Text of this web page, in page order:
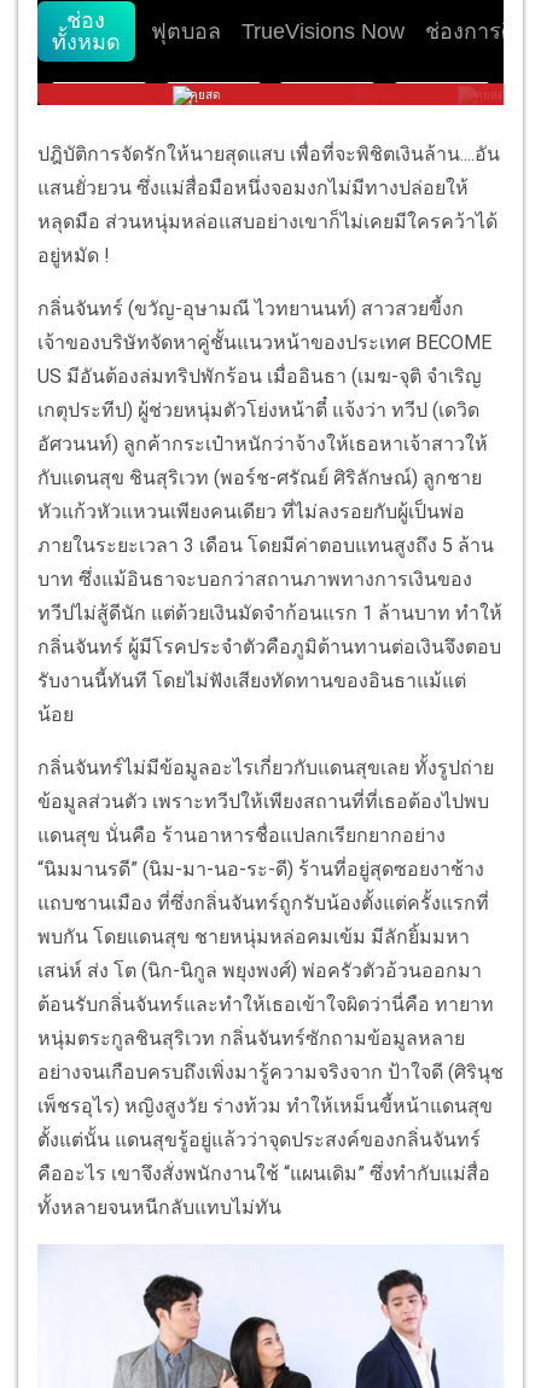
ปฎิบัติการจัดรักให้นายสุดแสบ เพื่อที่จะพิชิตเงินล้าน....อัน
แสนยั่วยวน ซึ่งแม่สื่อมือหนึ่งจอมงกไม่มีทางปล่อยให้
หลุดมือ ส่วนหนุ่มหล่อแสบอย่างเขาก็ไม่เคยมีใครคว้าได้
อยู่หมัด !
กลิ่นจันทร์ (ขวัญ-อุษามณี ไวทยานนท์) สาวสวยขี้งก
เจ้าของบริษัทจัดหาคู่ชั้นแนวหน้าของประเทศ BECOME
US มีอันต้องล่มทริปพักร้อน เมื่ออินธา (เมฆ-จุติ จำเริญ
เกตุประทีป) ผู้ช่วยหนุ่มตัวโย่งหน้าตี๋ แจ้งว่า ทวีป (เดวิด
อัศวนนท์) ลูกค้ากระเป๋าหนักว่าจ้างให้เธอหาเจ้าสาวให้
กับแดนสุข ชินสุริเวท (พอร์ช-ศรัณย์ ศิริลักษณ์) ลูกชาย
หัวแก้วหัวแหวนเพียงคนเดียว ที่ไม่ลงรอยกับผู้เป็นพ่อ
ภายในระยะเวลา 3 เดือน โดยมีค่าตอบแทนสูงถึง 5 ล้าน
บาท ซึ่งแม้อินธาจะบอกว่าสถานภาพทางการเงินของ
ทวีปไม่สู้ดีนัก แต่ด้วยเงินมัดจำก้อนแรก 1 ล้านบาท ทำให้
กลิ่นจันทร์ ผู้มีโรคประจำตัวคือภูมิต้านทานต่อเงินจึงตอบ
รับงานนี้ทันที โดยไม่ฟังเสียงทัดทานของอินธาแม้แต่
น้อย
กลิ่นจันทร์ไม่มีข้อมูลอะไรเกี่ยวกับแดนสุขเลย ทั้งรูปถ่าย
ข้อมูลส่วนตัว เพราะทวีปให้เพียงสถานที่ที่เธอต้องไปพบ
แดนสุข นั่นคือ ร้านอาหารชื่อแปลกเรียกยากอย่าง
“นิมมานรดี” (นิม-มา-นอ-ระ-ดี) ร้านที่อยู่สุดซอยงาช้าง
แถบชานเมือง ที่ซึ่งกลิ่นจันทร์ถูกรับน้องตั้งแต่ครั้งแรกที่
พบกัน โดยแดนสุข ชายหนุ่มหล่อคมเข้ม มีลักยิ้มมหา
เสน่ห์ ส่ง โต (นิก-นิกูล พยุงพงศ์) พ่อครัวตัวอ้วนออกมา
ต้อนรับกลิ่นจันทร์และทำให้เธอเข้าใจผิดว่านี่คือ ทายาท
หนุ่มตระกูลชินสุริเวท กลิ่นจันทร์ซักถามข้อมูลหลาย
อย่างจนเกือบครบถึงเพิ่งมารู้ความจริงจาก ป้าใจดี (ศิรินุช
เพ็ชรอุไร) หญิงสูงวัย ร่างท้วม ทำให้เหม็นขี้หน้าแดนสุข
ตั้งแต่นั้น แดนสุขรู้อยู่แล้วว่าจุดประสงค์ของกลิ่นจันทร์
คืออะไร เขาจึงสั่งพนักงานใช้ “แผนเดิม” ซึ่งทำกับแม่สื่อ
ทั้งหลายจนหนีกลับแทบไม่ทัน